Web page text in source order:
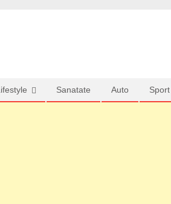
Sanatate Auto Sport